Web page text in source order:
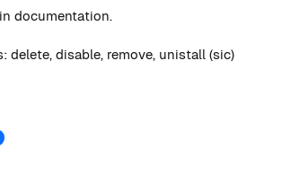
in documentation.
delete, disable, remove, unistall (sic)